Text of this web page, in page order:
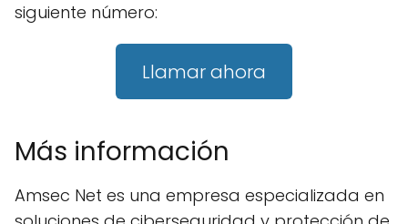
siguiente número:
Llamar ahora
Más información
Amsec Net es una empresa especializada en